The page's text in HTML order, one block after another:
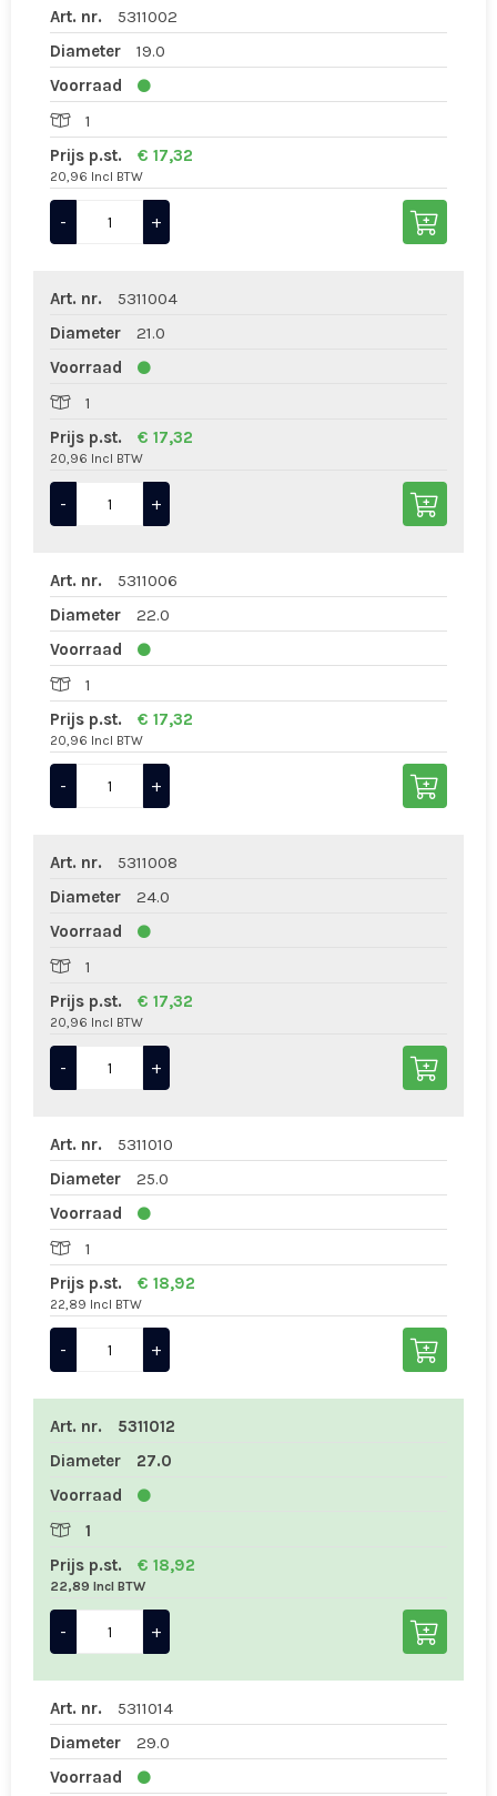
Art. nr.
5311002
Diameter
19.0
Voorraad
1
Prijs p.st.
€ 17,32
20,96 Incl BTW
- +
Art. nr.
5311004
Diameter
21.0
Voorraad
1
Prijs p.st.
€ 17,32
20,96 Incl BTW
- +
Art. nr.
5311006
Diameter
22.0
Voorraad
1
Prijs p.st.
€ 17,32
20,96 Incl BTW
- +
Art. nr.
5311008
Diameter
24.0
Voorraad
1
Prijs p.st.
€ 17,32
20,96 Incl BTW
- +
Art. nr.
5311010
Diameter
25.0
Voorraad
1
Prijs p.st.
€ 18,92
22,89 Incl BTW
- +
Art. nr.
5311012
Diameter
27.0
Voorraad
1
Prijs p.st.
€ 18,92
22,89 Incl BTW
- +
Art. nr.
5311014
Diameter
29.0
Voorraad